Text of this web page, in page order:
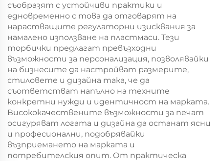
съобразят с устойчиви практики и
едновременно с това да отговарят на
нарастващите регулаторни изисквания за
намалено използване на пластмаси. Тези
торбички предлагат превъзходни
възможности за персонализация, позволявайки
на бизнесите да настройват размерите,
стиловете и дизайна така, че да
съответстват напълно на техните
конкретни нужди и идентичност на марката.
Висококачествените възможности за печат
осигуряват логата и дизайна да останат ясни
и професионални, подобрявайки
възприемането на марката и
потребителския опит. От практическа